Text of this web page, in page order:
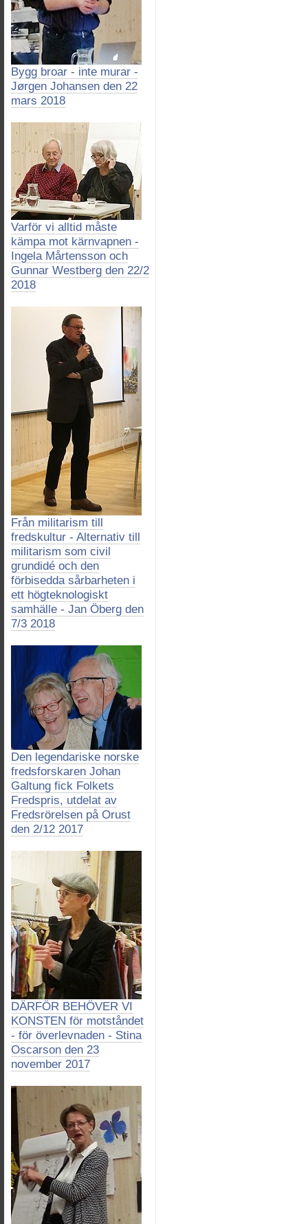
Bygg broar - inte murar -
Jørgen Johansen den 22
mars 2018
Varför vi alltid måste
kämpa mot kärnvapnen -
Ingela Mårtensson och
Gunnar Westberg den 22/2
2018
Från militarism till
fredskultur - Alternativ till
militarism som civil
grundidé och den
förbisedda sårbarheten i
ett högteknologiskt
samhälle - Jan Öberg den
7/3 2018
Den legendariske norske
fredsforskaren Johan
Galtung fick Folkets
Fredspris, utdelat av
Fredsrörelsen på Orust
den 2/12 2017
DÄRFÖR BEHÖVER VI
KONSTEN för motståndet
- för överlevnaden - Stina
Oscarson den 23
november 2017